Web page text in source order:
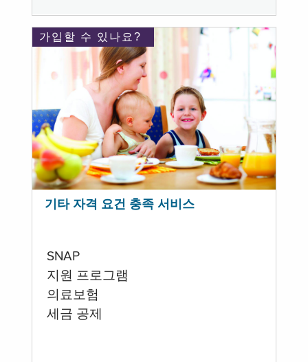
가입할 수 있나요?
기타 자격 요건 충족 서비스
SNAP
지원 프로그램
의료보험
세금 공제